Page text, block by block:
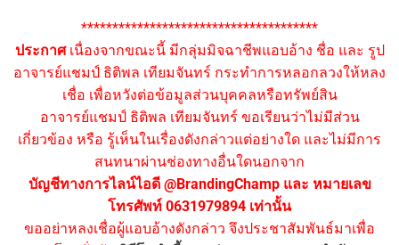
**************************************
ประกาศเนื่องจากขณะนี้ มีกลุ่มมิจฉาชีพแอบอ้าง ชื่อ และ รูป
อาจารย์แชมป์ ธิติพล เทียมจันทร์ กระทำการหลอกลวงให้หลง
เชื่อ เพื่อหวังต่อข้อมูลส่วนบุคคลหรือทรัพย์สิน
อาจารย์แชมป์ ธิติพล เทียมจันทร์ ขอเรียนว่าไม่มีส่วน
เกี่ยวข้อง หรือ รู้เห็นในเรื่องดังกล่าวแต่อย่างใด และไม่มีการ
สนทนาผ่านช่องทางอื่นใดนอกจาก
บัญชีทางการไลน์ไอดี @BrandingChamp และ หมายเลข
โทรศัพท์ 0631979894 เท่านั้น
ขออย่าหลงเชื่อผู้แอบอ้างดังกล่าว จึงประชาสัมพันธ์มาเพื่อ